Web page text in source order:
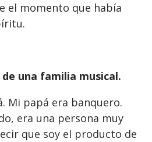
el momento que había
una familia musical.
Mi papá era banquero.
era una persona muy
que soy el producto de